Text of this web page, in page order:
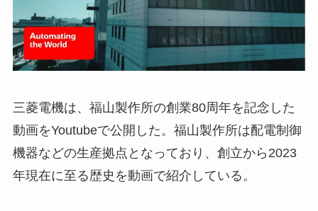
三菱電機は、福山製作所の創業80周年を記念した
動画をYoutubeで公開した。福山製作所は配電制御
機器などの生産拠点となっており、創立から2023
年現在に至る歴史を動画で紹介している。